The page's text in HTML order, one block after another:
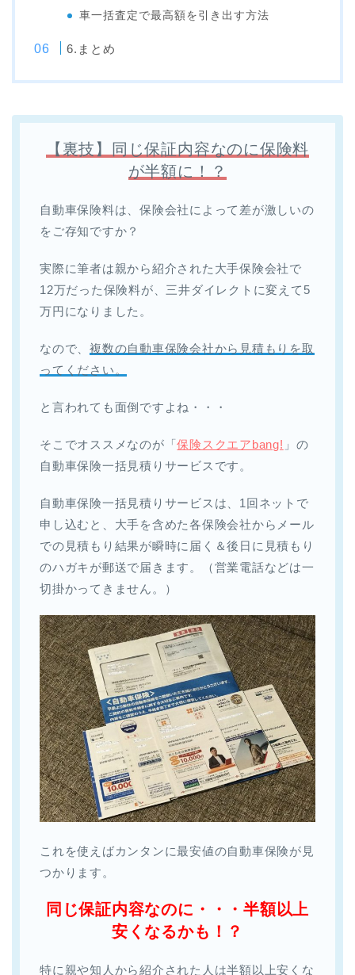
車一括査定で最高額を引き出す方法
6.まとめ
【裏技】同じ保証内容なのに保険料
が半額に！？
自動車保険料は、保険会社によって差が激しいの
をご存知ですか？
実際に筆者は親から紹介された大手保険会社で
12万だった保険料が、三井ダイレクトに変えて5
万円になりました。
なので、複数の自動車保険会社から見積もりを取
ってください。
と言われても面倒ですよね・・・
そこでオススメなのが「保険スクエアbang! 」の
自動車保険一括見積りサービスです。
自動車保険一括見積りサービスは、1回ネットで
申し込むと、大手を含めた各保険会社からメール
での見積もり結果が瞬時に届く＆後日に見積もり
のハガキが郵送で届きます。（営業電話などは一
切掛かってきません。）
これを使えばカンタンに最安値の自動車保険が見
つかります。
同じ保証内容なのに・・・半額以上
安くなるかも！？
特に親や知人から紹介された人は半額以上安くな